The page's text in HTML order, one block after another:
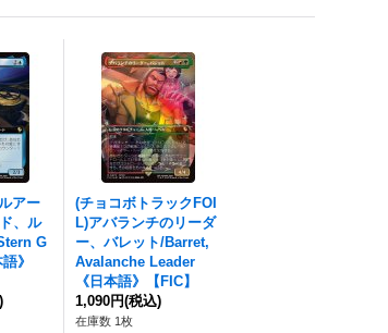
アー
、ル
G
》
(チョコボトラックFOI
L)アバランチのリーダ
ー、バレット/Barret,
Avalanche Leader
《日本語》【FIC】
1,090円(税込)
在庫数 1枚